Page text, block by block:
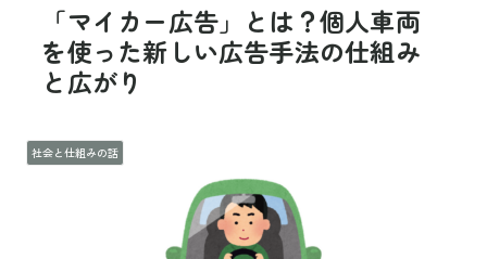
「マイカー広告」とは？個人車両
を使った新しい広告手法の仕組み
と広がり
社会と仕組みの話